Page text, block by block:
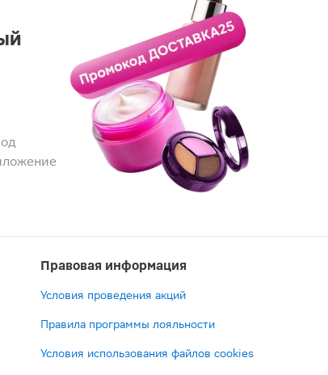
Правовая информация
Условия проведения акций
Правила программы лояльности
Условия использования файлов cookies